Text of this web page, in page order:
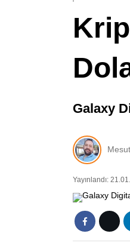
Galaxy
Yayınlandı: